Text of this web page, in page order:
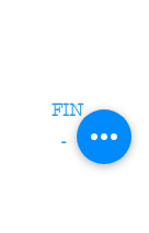
FIN
-